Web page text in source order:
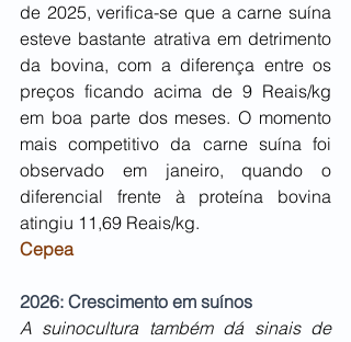
de 2025, verifica-se que a carne suína
esteve bastante atrativa em detrimento
da bovina, com a diferença entre os
preços ficando acima de 9 Reais/kg
em boa parte dos meses. O momento
mais competitivo da carne suína foi
observado em janeiro, quando o
diferencial frente à proteína bovina
atingiu 11,69 Reais/kg.
Cepea
2026: Crescimento em suínos
A suinocultura também dá sinais de